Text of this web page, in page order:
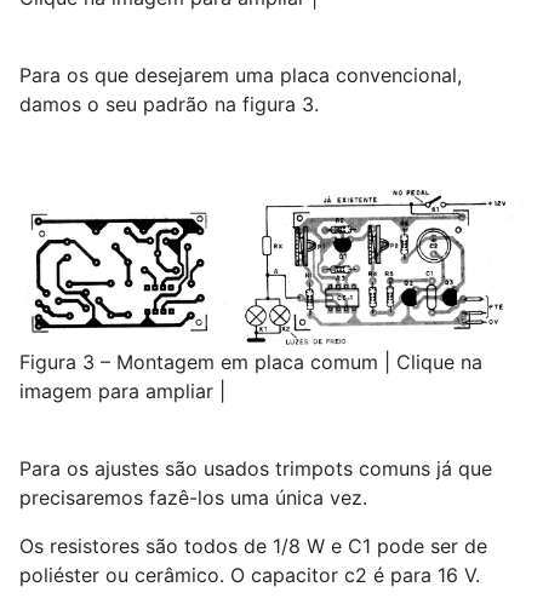
Para os que desejarem uma placa convencional,
damos o seu padrão na figura 3.
Figura 3 – Montagem em placa comum | Clique na
imagem para ampliar |
Para os ajustes são usados trimpots comuns já que
precisaremos fazê-los uma única vez.
Os resistores são todos de 1/8 W e C1 pode ser de
poliéster ou cerâmico. O capacitor c2 é para 16 V.